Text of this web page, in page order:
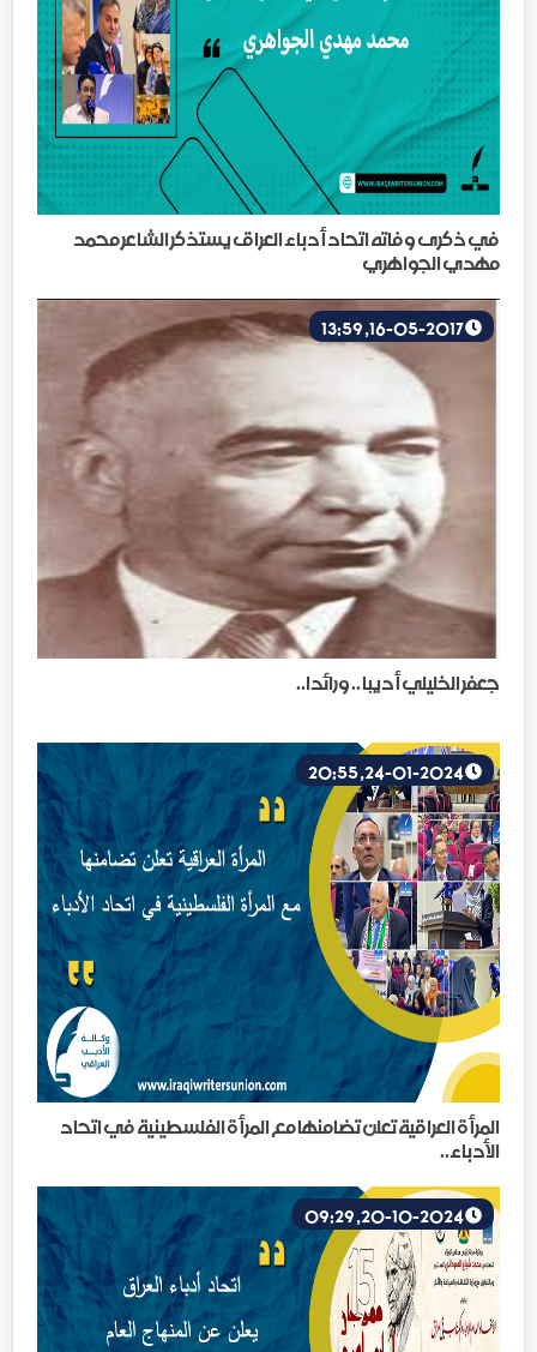
في ذكرى وفاته اتحاد أدباء العراق يستذكر الشاعر محمد
مهدي الجواهري
جعفر الخليلي أديبا .. ورائدا..
المرأة العراقية تعلن تضامنها مع المرأة الفلسطينية في اتحاد
الأدباء..